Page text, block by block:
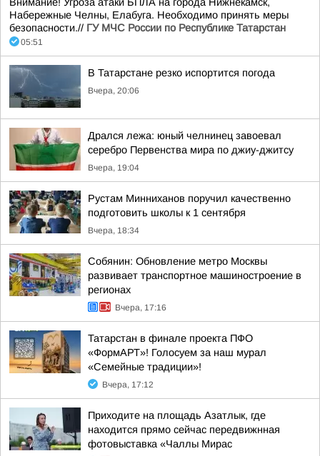
Набережные Челны, Елабуга. Необходимо принять меры
безопасности.// ГУ МЧС России по Республике Татарстан
05:51
В Татарстане резко испортится погода
Вчера, 20:06
Дрался лежа: юный челнинец завоевал
серебро Первенства мира по джиу-джитсу
Вчера, 19:04
Рустам Минниханов поручил качественно
подготовить школы к 1 сентября
Вчера, 18:34
Собянин: Обновление метро Москвы
развивает транспортное машиностроение в
регионах
Вчера, 17:16
Татарстан в финале проекта ПФО
«ФормАРТ»! Голосуем за наш мурал
«Семейные традиции»!
Вчера, 17:12
Приходите на площадь Азатлык, где
находится прямо сейчас передвижнная
фотовыставка «Чаллы Мирас